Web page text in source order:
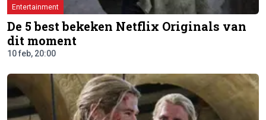
Entertainment
De 5 best bekeken Netflix Originals van
dit moment
10 feb, 20:00